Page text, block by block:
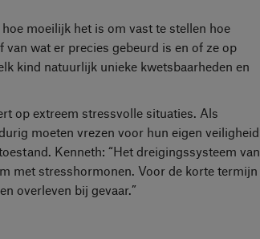
moeilijk het is om vast te stellen hoe
wat er precies gebeurd is en of ze op
kind natuurlijk unieke kwetsbaarheden en
op extreem stressvolle situaties. Als
moeten vrezen voor hun eigen veiligheid
Kenneth: “Het dreigingssysteem van
met stresshormonen. Voor de korte termijn
overleven bij gevaar.”